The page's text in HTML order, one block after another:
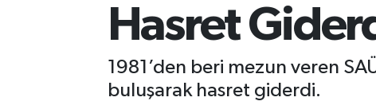
Hasret
1981’den beri mezun veren
buluşarak hasret giderdi.